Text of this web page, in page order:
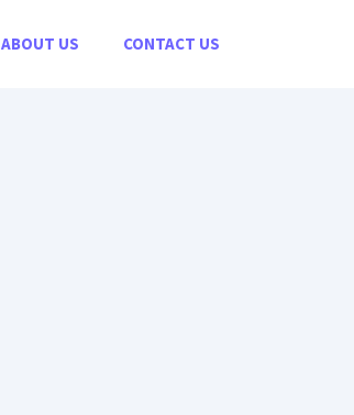
ABOUT US CONTACT US